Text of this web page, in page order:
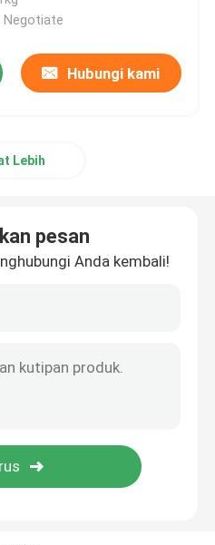
Negotiate
Hubungi kami
Lebih
pesan
Anda kembali!